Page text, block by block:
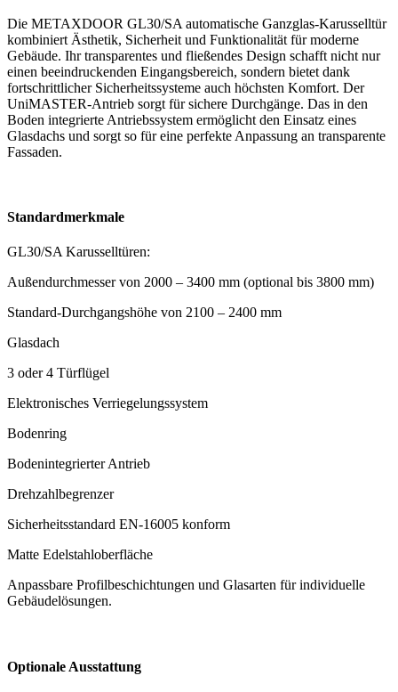
Die METAXDOOR GL30/SA automatische Ganzglas-Karusselltür
kombiniert Ästhetik, Sicherheit und Funktionalität für moderne
Gebäude. Ihr transparentes und fließendes Design schafft nicht nur
einen beeindruckenden Eingangsbereich, sondern bietet dank
fortschrittlicher Sicherheitssysteme auch höchsten Komfort. Der
UniMASTER-Antrieb sorgt für sichere Durchgänge. Das in den
Boden integrierte Antriebssystem ermöglicht den Einsatz eines
Glasdachs und sorgt so für eine perfekte Anpassung an transparente
Fassaden.
Standardmerkmale
GL30/SA Karusselltüren:
Außendurchmesser von 2000 – 3400 mm (optional bis 3800 mm)
Standard-Durchgangshöhe von 2100 – 2400 mm
Glasdach
3 oder 4 Türflügel
Elektronisches Verriegelungssystem
Bodenring
Bodenintegrierter Antrieb
Drehzahlbegrenzer
Sicherheitsstandard EN-16005 konform
Matte Edelstahloberfläche
Anpassbare Profilbeschichtungen und Glasarten für individuelle
Gebäudelösungen.
Optionale Ausstattung